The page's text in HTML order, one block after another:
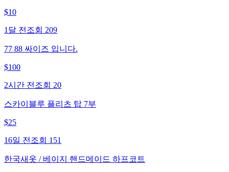
$10
1달 전 조회 209
77 88 싸이즈 입니다.
$100
2시간 전 조회 20
스카이블루 플리츠 탑 7부
$25
16일 전 조회 151
한국새옷 / 베이지 핸드메이드 하프코트